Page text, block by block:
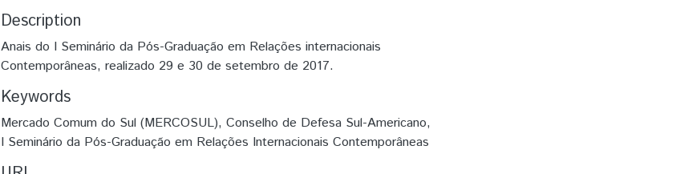
Description
Anais do I Seminário da Pós-Graduação em Relações internacionais
Contemporâneas, realizado 29 e 30 de setembro de 2017.
Keywords
Mercado Comum do Sul (MERCOSUL), Conselho de Defesa Sul-Americano,
I Seminário da Pós-Graduação em Relações Internacionais Contemporâneas